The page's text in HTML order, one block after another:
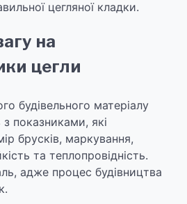
цегляної кладки.
на
цегли
будівельного матеріалу
показниками, які
брусків, маркування,
та теплопровідність.
адже процес будівництва